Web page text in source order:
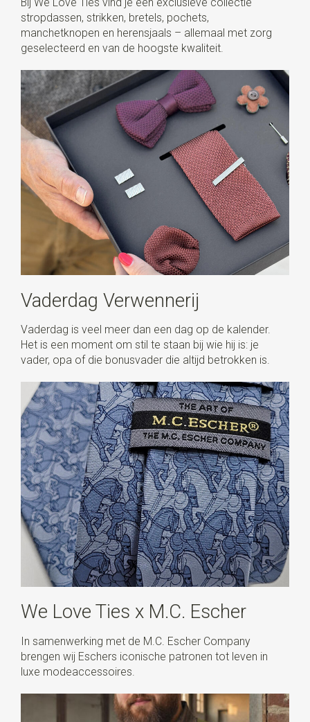
Bij We Love Ties vind je een exclusieve collectie
stropdassen, strikken, bretels, pochets,
manchetknopen en herensjaals – allemaal met zorg
geselecteerd en van de hoogste kwaliteit.
Vaderdag Verwennerij
Vaderdag is veel meer dan een dag op de kalender.
Het is een moment om stil te staan bij wie hij is: je
vader, opa of die bonusvader die altijd betrokken is.
We Love Ties x M.C. Escher
In samenwerking met de M.C. Escher Company
brengen wij Eschers iconische patronen tot leven in
luxe modeaccessoires.